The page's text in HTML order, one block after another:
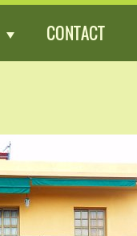
CONTACT